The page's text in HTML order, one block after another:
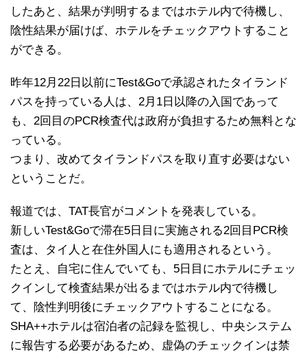
したあと、結果が判明するまではホテル内で待機し、
陰性結果が届けば、ホテルをチェックアウトすること
ができる。
昨年12月22日以前にTest&Goで承認されたタイランド
パスを持っている人は、2月1日以降の入国であって
も、2回目のPCR検査代は政府が負担するため無料とな
っている。
つまり、改めてタイランドパスを取り直す必要はない
ということだ。
報道では、TAT長官がコメントを発表している。
新しいTest&Goで滞在5日目に実施される2回目PCR検
査は、タイ人と在住外国人にも適用されるという。
たとえ、自宅に住んでいても、5日目にホテルにチェッ
クインして検査結果が出るまではホテル内で待機し
て、陰性判明後にチェックアウトすることになる。
SHA++ホテルは宿泊者の記録を監視し、中央システム
に報告する必要があるため、虚偽のチェックインは禁